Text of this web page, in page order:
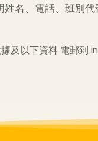
姓名、電話、班別代
及以下資料 電郵到